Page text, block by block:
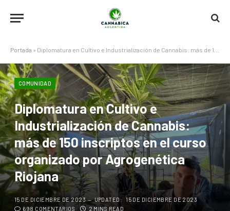
Portada » Diplomatura en Cultivo e Industrialización de Cannabis: más de 150 inscriptos en el curso organizado por Agrogenética Riojana
COMUNIDAD
Diplomatura en Cultivo e
Industrialización de Cannabis:
más de 150 inscriptos en el curso
organizado por Agrogenética
Riojana
15 DE DICIEMBRE DE 2023 UPDATED:
15 DE DICIEMBRE DE 2023
698 COMENTARIOS
2 MINS READ